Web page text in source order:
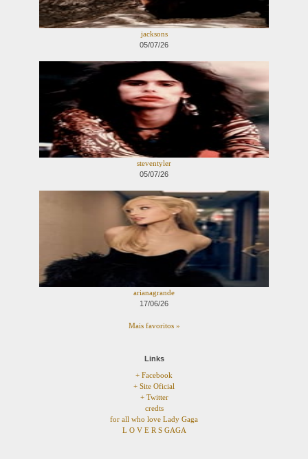
jacksons
05/07/26
steventyler
05/07/26
arianagrande
17/06/26
Mais favoritos »
Links
+ Facebook
+ Site Oficial
+ Twitter
credts
for all who love Lady Gaga
L O V E R S GAGA